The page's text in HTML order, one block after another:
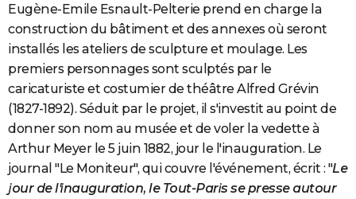
Eugène-Emile Esnault-Pelterie prend en charge la
construction du bâtiment et des annexes où seront
installés les ateliers de sculpture et moulage. Les
premiers personnages sont sculptés par le
caricaturiste et costumier de théâtre Alfred Grévin
(1827-1892). Séduit par le projet, il s'investit au point de
donner son nom au musée et de voler la vedette à
Arthur Meyer le 5 juin 1882, jour le l'inauguration. Le
journal "Le Moniteur", qui couvre l'événement, écrit : "Le
jour de l'inauguration, le Tout-Paris se presse autour